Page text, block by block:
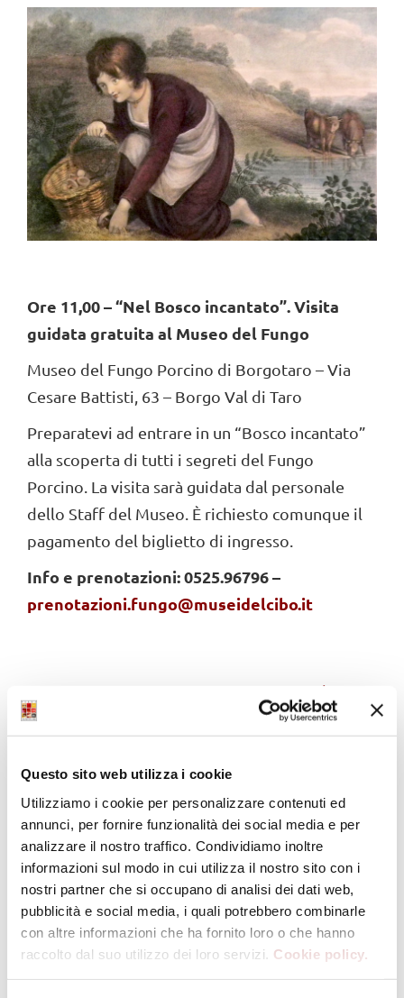
Questo sito web utilizza i cookie
Utilizziamo i cookie per personalizzare contenuti ed
annunci, per fornire funzionalità dei social media e per
analizzare il nostro traffico. Condividiamo inoltre
informazioni sul modo in cui utilizza il nostro sito con i
nostri partner che si occupano di analisi dei dati web,
pubblicità e social media, i quali potrebbero combinarle
con altre informazioni che ha fornito loro o che hanno
raccolto dal suo utilizzo dei loro servizi. Cookie policy.
Ore 11,00 – “Nel Bosco incantato”. Visita
guidata gratuita al Museo del Fungo
Museo del Fungo Porcino di Borgotaro – Via
Cesare Battisti, 63 – Borgo Val di Taro
Preparatevi ad entrare in un “Bosco incantato”
alla scoperta di tutti i segreti del Fungo
Porcino. La visita sarà guidata dal personale
dello Staff del Museo. È richiesto comunque il
pagamento del biglietto di ingresso.
Info e prenotazioni: 0525.96796 –
prenotazioni.fungo@museidelcibo.it
Navigation
MuseoQUIZ!
27 Maggio – Sabato –
ore 16,00 – Museo del
Dettagli